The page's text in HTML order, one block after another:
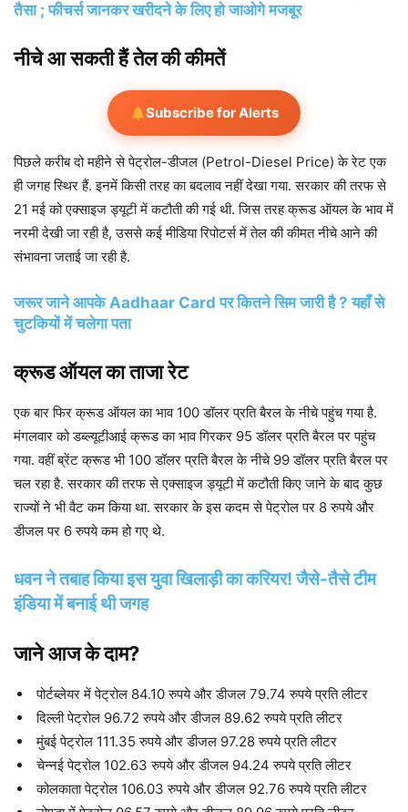
तैसा ; फीचर्स जानकर खरीदने के लिए हो जाओगे मजबूर
नीचे आ सकती हैं तेल की कीमतें
Subscribe for Alerts
प‍िछले करीब दो महीने से पेट्रोल-डीजल (Petrol-Diesel Price) के रेट एक
ही जगह स्‍थ‍िर हैं. इनमें क‍िसी तरह का बदलाव नहीं देखा गया. सरकार की तरफ से
21 मई को एक्‍साइज ड्यूटी में कटौती की गई थी. ज‍िस तरह क्रूड ऑयल के भाव में
नरमी देखी जा रही है, उससे कई मीड‍िया र‍िपोटर्स में तेल की कीमत नीचे आने की
संभावना जताई जा रही है.
जरूर जाने आपके Aadhaar Card पर कितने सिम जारी है ? यहाँ से
चुटकियों में चलेगा पता
क्रूड ऑयल का ताजा रेट
एक बार फ‍िर क्रूड ऑयल का भाव 100 डॉलर प्रत‍ि बैरल के नीचे पहुंच गया है.
मंगलवार को डब्‍ल्‍यूटीआई क्रूड का भाव ग‍िरकर 95 डॉलर प्रत‍ि बैरल पर पहुंच
गया. वहीं ब्रेंट क्रूड भी 100 डॉलर प्रत‍ि बैरल के नीचे 99 डॉलर प्रत‍ि बैरल पर
चल रहा है. सरकार की तरफ से एक्‍साइज ड्यूटी में कटौती क‍िए जाने के बाद कुछ
राज्‍यों ने भी वैट कम क‍िया था. सरकार के इस कदम से पेट्रोल पर 8 रुपये और
डीजल पर 6 रुपये कम हो गए थे.
धवन ने तबाह किया इस युवा खिलाड़ी का करियर! जैसे-तैसे टीम
इंडिया में बनाई थी जगह
जाने आज के दाम?
पोर्टब्‍लेयर में पेट्रोल 84.10 रुपये और डीजल 79.74 रुपये प्रति लीटर
दिल्ली पेट्रोल 96.72 रुपये और डीजल 89.62 रुपये प्रति लीटर
मुंबई पेट्रोल 111.35 रुपये और डीजल 97.28 रुपये प्रति लीटर
चेन्नई पेट्रोल 102.63 रुपये और डीजल 94.24 रुपये प्रति लीटर
कोलकाता पेट्रोल 106.03 रुपये और डीजल 92.76 रुपये प्रति लीटर